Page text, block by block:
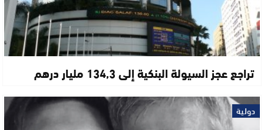
تراجع عجز السيولة البنكية إلى 134,3 مليار درهم
دولية